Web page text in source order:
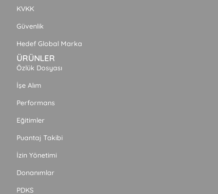
KVKK
Güvenlik
Hedef Global Marka
ÜRÜNLER
Özlük Dosyası
İşe Alım
Performans
Eğitimler
Puantaj Takibi
İzin Yönetimi
Donanımlar
PDKS